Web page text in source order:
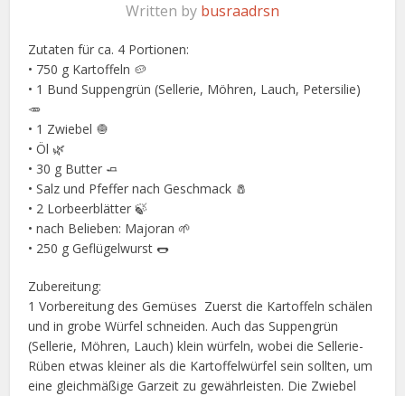
Written by busraadrsn
Zutaten für ca. 4 Portionen:
• 750 g Kartoffeln 🥔
• 1 Bund Suppengrün (Sellerie, Möhren, Lauch, Petersilie)
🥕
• 1 Zwiebel 🧅
• Öl 🌿
• 30 g Butter 🧈
• Salz und Pfeffer nach Geschmack 🧂
• 2 Lorbeerblätter 🍃
• nach Belieben: Majoran 🌱
• 250 g Geflügelwurst 🌭
Zubereitung:
1 Vorbereitung des Gemüses Zuerst die Kartoffeln schälen
und in grobe Würfel schneiden. Auch das Suppengrün
(Sellerie, Möhren, Lauch) klein würfeln, wobei die Sellerie-
Rüben etwas kleiner als die Kartoffelwürfel sein sollten, um
eine gleichmäßige Garzeit zu gewährleisten. Die Zwiebel